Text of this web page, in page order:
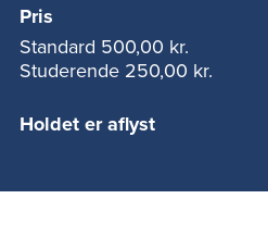
Pris
Standard 500,00 kr.
Studerende 250,00 kr.
Holdet er aflyst